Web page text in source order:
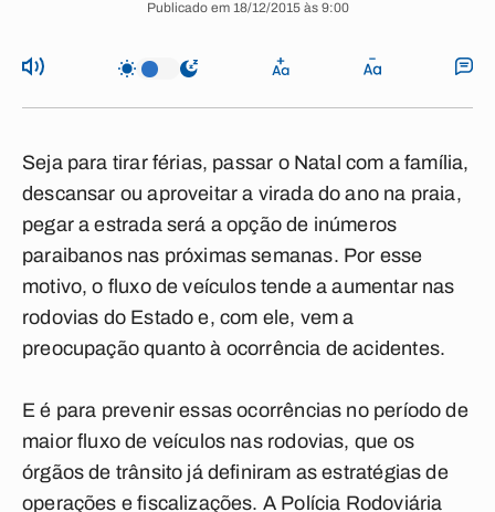
Publicado em 18/12/2015 às 9:00
Seja para tirar férias, passar o Natal com a família,
descansar ou aproveitar a virada do ano na praia,
pegar a estrada será a opção de inúmeros
paraibanos nas próximas semanas. Por esse
motivo, o fluxo de veículos tende a aumentar nas
rodovias do Estado e, com ele, vem a
preocupação quanto à ocorrência de acidentes.
E é para prevenir essas ocorrências no período de
maior fluxo de veículos nas rodovias, que os
órgãos de trânsito já definiram as estratégias de
operações e fiscalizações. A Polícia Rodoviária